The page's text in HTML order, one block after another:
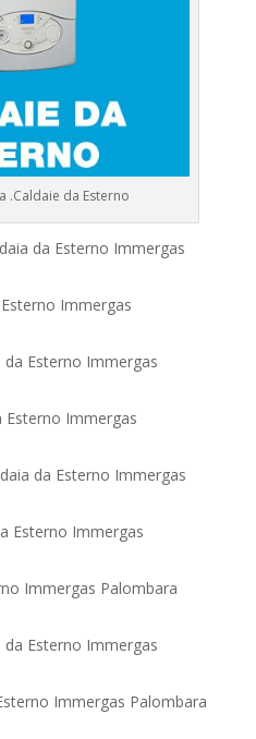
.Caldaie da Esterno
da Esterno Immergas
Immergas
da Esterno Immergas
Esterno Immergas
da Esterno Immergas
Esterno Immergas
Immergas Palombara
da Esterno Immergas
Immergas Palombara